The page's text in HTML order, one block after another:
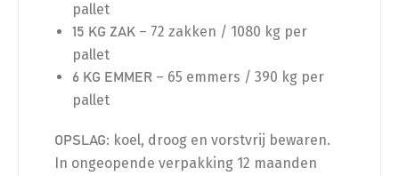
pallet
15 KG ZAK – 72 zakken / 1080 kg per
pallet
6 KG EMMER – 65 emmers / 390 kg per
pallet
OPSLAG: koel, droog en vorstvrij bewaren.
In ongeopende verpakking 12 maanden